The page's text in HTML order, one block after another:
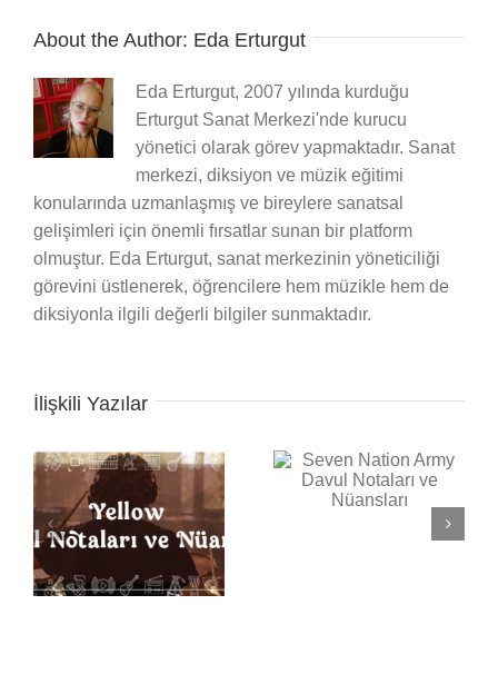
About the Author: Eda Erturgut
Eda Erturgut, 2007 yılında kurduğu
Erturgut Sanat Merkezi'nde kurucu
yönetici olarak görev yapmaktadır. Sanat
merkezi, diksiyon ve müzik eğitimi
konularında uzmanlaşmış ve bireylere sanatsal
gelişimleri için önemli fırsatlar sunan bir platform
olmuştur. Eda Erturgut, sanat merkezinin yöneticiliği
görevini üstlenerek, öğrencilere hem müzikle hem de
diksiyonla ilgili değerli bilgiler sunmaktadır.
İlişkili Yazılar
Seven Nation Army
Davul Notaları ve
Nüansları
Back in Black Davul
Notaları ve Nüansları